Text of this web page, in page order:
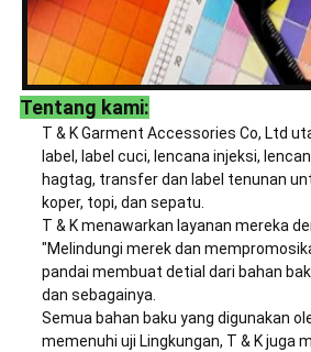
Tentang kami:
T & K Garment Accessories Co, Ltd
label, label cuci, lencana injeksi,
hagtag, transfer dan label tenunan
koper, topi, dan sepatu.
T & K menawarkan layanan mereka
"Melindungi merek dan
pandai membuat detial dari bahan
dan sebagainya.
Semua bahan baku yang digunakan
memenuhi uji Lingkungan, T & K juga